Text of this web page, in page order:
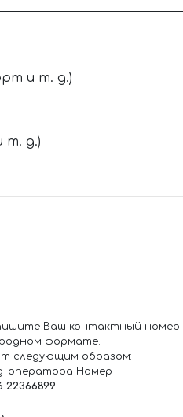
и т. д.)
т. д.)
Ваш контактный номер
формате.
следующим образом:
Номер
22366899